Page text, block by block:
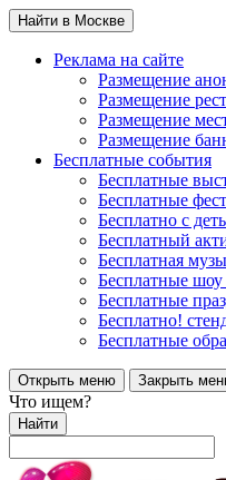
Найти в Москве
Реклама на сайте
Размещение
Размещение
Размещение
Размещение
Бесплатные события
Бесплатные
Бесплатные
Бесплатно с
Бесплатный
Бесплатная
Бесплатные
Бесплатные
Бесплатно!
Бесплатные
Открыть меню Закрыть
Что ищем?
Найти